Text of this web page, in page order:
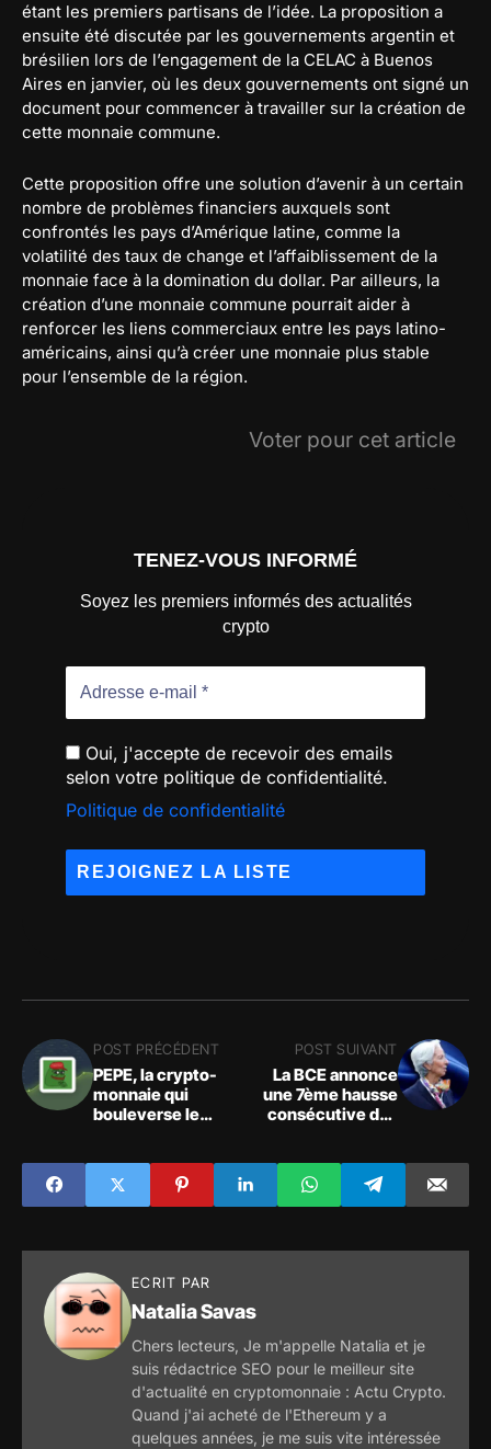
étant les premiers partisans de l’idée. La proposition a
ensuite été discutée par les gouvernements argentin et
brésilien lors de l’engagement de la CELAC à Buenos
Aires en janvier, où les deux gouvernements ont signé un
document pour commencer à travailler sur la création de
cette monnaie commune.
Cette proposition offre une solution d’avenir à un certain
nombre de problèmes financiers auxquels sont
confrontés les pays d’Amérique latine, comme la
volatilité des taux de change et l’affaiblissement de la
monnaie face à la domination du dollar. Par ailleurs, la
création d’une monnaie commune pourrait aider à
renforcer les liens commerciaux entre les pays latino-
américains, ainsi qu’à créer une monnaie plus stable
pour l’ensemble de la région.
Voter pour cet article
TENEZ-VOUS INFORMÉ
Soyez les premiers informés des actualités
crypto
Oui, j'accepte de recevoir des emails
selon votre politique de confidentialité.
Politique de confidentialité
POST PRÉCÉDENT
PEPE, la crypto-
monnaie qui
bouleverse le
en 3 semaines !
POST SUIVANT
La BCE annonce
une 7ème hausse
consécutive des
galopante en zone
euro
ECRIT PAR
Natalia Savas
Chers lecteurs, Je m'appelle Natalia et je
suis rédactrice SEO pour le meilleur site
d'actualité en cryptomonnaie : Actu Crypto.
Quand j'ai acheté de l'Ethereum y a
quelques années, je me suis vite intéressée